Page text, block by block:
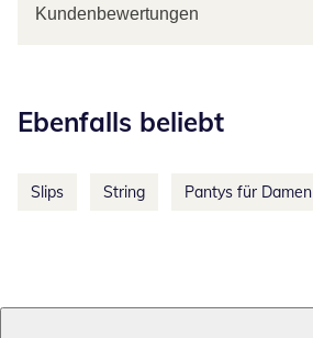
Kundenbewertungen
Ebenfalls beliebt
Slips String Pantys für Damen